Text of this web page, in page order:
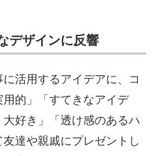
デザインに反響
活用するアイデアに、コ
用的」「すてきなアイデ
好き」「透け感のあるハ
達や親戚にプレゼントし